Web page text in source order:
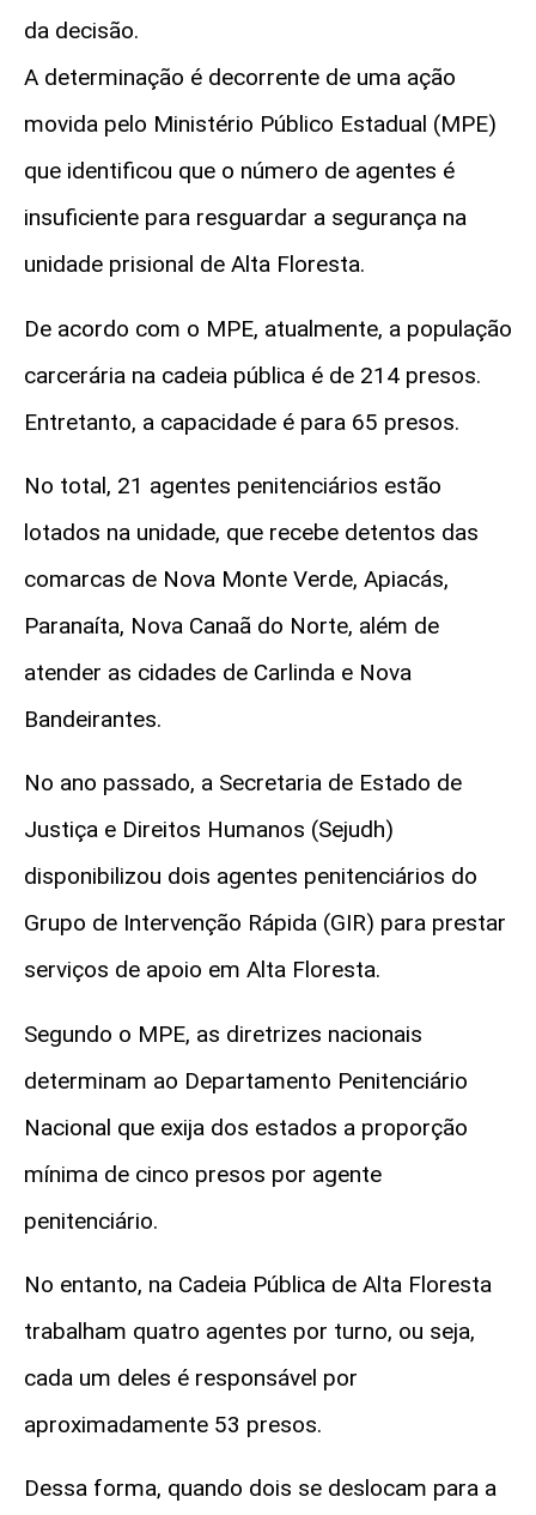
da decisão.
A determinação é decorrente de uma ação
movida pelo Ministério Público Estadual (MPE)
que identificou que o número de agentes é
insuficiente para resguardar a segurança na
unidade prisional de Alta Floresta.
De acordo com o MPE, atualmente, a população
carcerária na cadeia pública é de 214 presos.
Entretanto, a capacidade é para 65 presos.
No total, 21 agentes penitenciários estão
lotados na unidade, que recebe detentos das
comarcas de Nova Monte Verde, Apiacás,
Paranaíta, Nova Canaã do Norte, além de
atender as cidades de Carlinda e Nova
Bandeirantes.
No ano passado, a Secretaria de Estado de
Justiça e Direitos Humanos (Sejudh)
disponibilizou dois agentes penitenciários do
Grupo de Intervenção Rápida (GIR) para prestar
serviços de apoio em Alta Floresta.
Segundo o MPE, as diretrizes nacionais
determinam ao Departamento Penitenciário
Nacional que exija dos estados a proporção
mínima de cinco presos por agente
penitenciário.
No entanto, na Cadeia Pública de Alta Floresta
trabalham quatro agentes por turno, ou seja,
cada um deles é responsável por
aproximadamente 53 presos.
Dessa forma, quando dois se deslocam para a